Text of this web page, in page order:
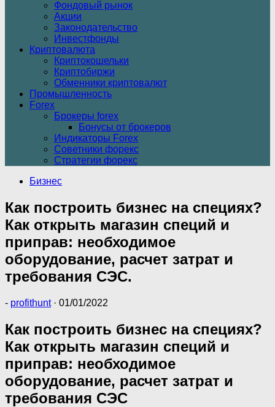
Фондовый рынок
Акции
Законодательство
Инвестфонды
Криптовалюта
Криптокошельки
Криптобиржи
Обменники криптовалют
Промышленность
Forex
Брокеры forex
Бонусы от брокеров
Индикаторы Forex
Советники форекс
Стратегии форекс
Бизнес
Как построить бизнес на специях?
Как открыть магазин специй и
приправ: необходимое
оборудование, расчет затрат и
требования СЭС.
- profithunt · 01/01/2022
Как построить бизнес на специях?
Как открыть магазин специй и
приправ: необходимое
оборудование, расчет затрат и
требования СЭС